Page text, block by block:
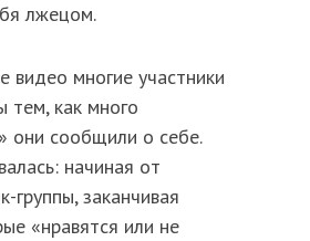
лжецом.
видео многие участники
тем, как много
они сообщили о себе.
начиная от
группы, заканчивая
«нравятся или не